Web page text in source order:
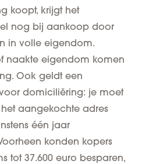
koopt, krijgt het
nog bij aankoop door
in volle eigendom.
naakte eigendom komen
Ook geldt een
domiciliëring: je moet
aangekochte adres
één jaar
konden kopers
tot 37.600 euro besparen,